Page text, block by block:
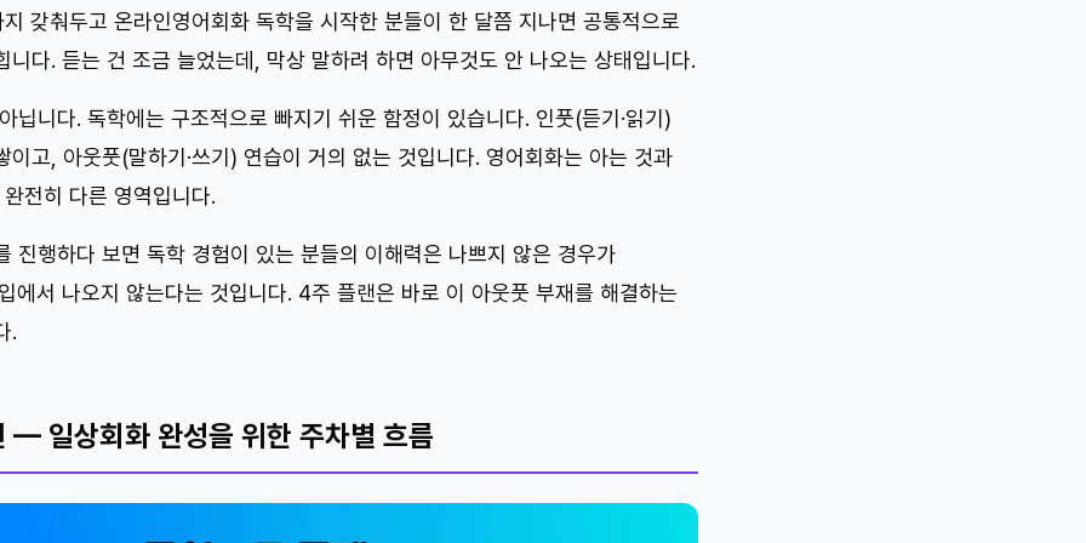
갖춰두고 온라인영어회화 독학을 시작한 분들이 한 달쯤 지나면 공통적으로
니다. 듣는 건 조금 늘었는데, 막상 말하려 하면 아무것도 안 나오는 상태입니다.
닙니다. 독학에는 구조적으로 빠지기 쉬운 함정이 있습니다. 인풋(듣기·읽기)
이고, 아웃풋(말하기·쓰기) 연습이 거의 없는 것입니다. 영어회화는 아는 것과
전히 다른 영역입니다.
진행하다 보면 독학 경험이 있는 분들의 이해력은 나쁘지 않은 경우가
에서 나오지 않는다는 것입니다. 4주 플랜은 바로 이 아웃풋 부재를 해결하는
.
— 일상회화 완성을 위한 주차별 흐름